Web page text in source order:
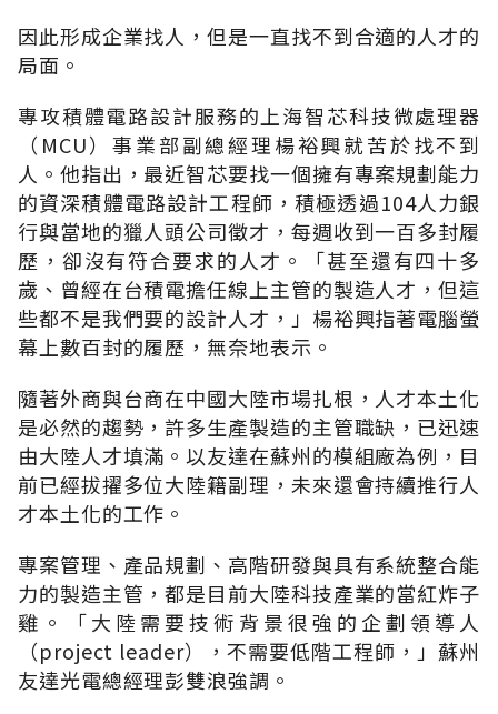
因此形成企業找人，但是一直找不到合適的人才的
局面。
專攻積體電路設計服務的上海智芯科技微處理器
（MCU）事業部副總經理楊裕興就苦於找不到
人。他指出，最近智芯要找一個擁有專案規劃能力
的資深積體電路設計工程師，積極透過104人力銀
行與當地的獵人頭公司徵才，每週收到一百多封履
歷，卻沒有符合要求的人才。「甚至還有四十多
歲、曾經在台積電擔任線上主管的製造人才，但這
些都不是我們要的設計人才，」楊裕興指著電腦螢
幕上數百封的履歷，無奈地表示。
隨著外商與台商在中國大陸市場扎根，人才本土化
是必然的趨勢，許多生產製造的主管職缺，已迅速
由大陸人才填滿。以友達在蘇州的模組廠為例，目
前已經拔擢多位大陸籍副理，未來還會持續推行人
才本土化的工作。
專案管理、產品規劃、高階研發與具有系統整合能
力的製造主管，都是目前大陸科技產業的當紅炸子
雞。「大陸需要技術背景很強的企劃領導人
（project leader），不需要低階工程師，」蘇州
友達光電總經理彭雙浪強調。